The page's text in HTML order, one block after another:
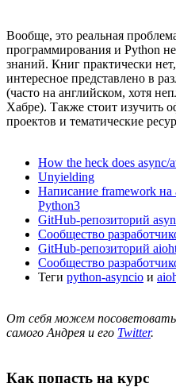
Вообще, это реальная
программирования и Python
знаний. Книг практически
интересное представлено в
(часто на английском, хотя
Хабре). Также стоит изучить
проектов и тематические
How the heck does
Unyielding
Написание framework
Python3
GitHub-репозиторий
Сообщество
GitHub-репозиторий
Сообщество
Теги python-asyncio и
От себя можем
самого Андрея и его Twitter.
Как попасть на курс